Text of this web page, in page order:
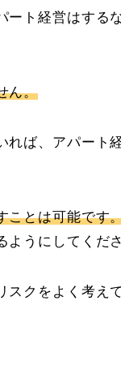
ト経営はする
ん。
ば、アパート
ことは可能です
うにしてくださ
クをよく考え